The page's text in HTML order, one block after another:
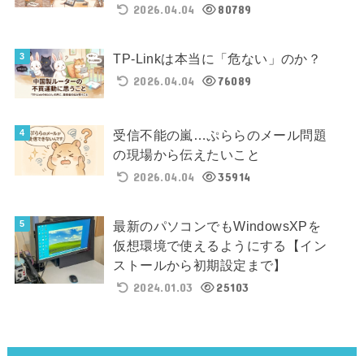
2026.04.04
80789
TP-Linkは本当に「危ない」のか？
2026.04.04
76089
受信不能の嵐…ぷららのメール問題
の現場から伝えたいこと
2026.04.04
35914
最新のパソコンでもWindowsXPを
仮想環境で使えるようにする【イン
ストールから初期設定まで】
2024.01.03
25103